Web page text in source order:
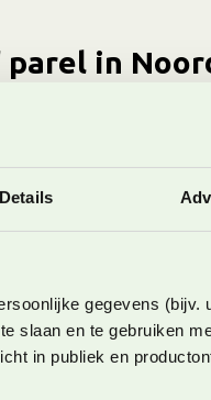
Details
gegevens (bijv.
slaan en te gebruiken
in publiek en
parel in
lang meer wat
is nog niet zo
minder toeristisch
van alles te doen, zo
ook prachtige
bij het
de meivakantie. We
uit bij Lago Idro